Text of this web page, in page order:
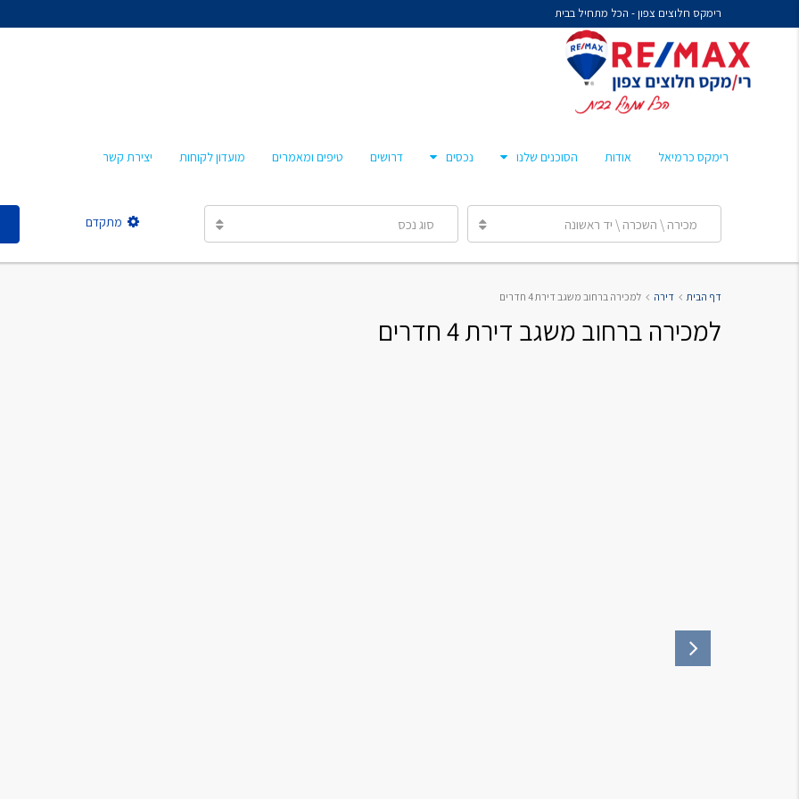
רימקס חלוצים צפון - הכל מתחיל בבית
רימקס כרמיאל אודות הסוכנים שלנו
מיכל קורלנד
מרסלו גלז
נכסים דרושים טיפים ומאמרים מועדון לקוחות יצירת קשר
מכירה \ השכרה \ יד ראשונה סוג נכס מתקדם
דף הבית דירה למכירה ברחוב משגב דירת 4 חדרים
למכירה ברחוב משגב דירת 4 חדרים
נח איציקזון- זכיין
חן צאיג – מאמן סוכנים
טלי עזרא